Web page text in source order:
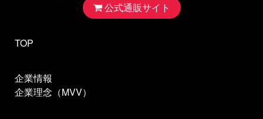
公式通販サイト
TOP
企業情報
企業理念（MVV）